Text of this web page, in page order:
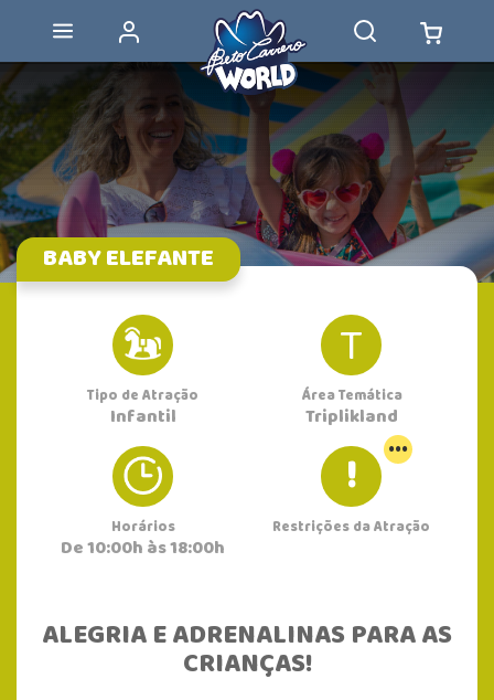
BABY ELEFANTE
Tipo de Atração
Infantil
T
Área Temática
Triplikland
Horários
De 10:00h às 18:00h
Restrições da Atração
...
ALEGRIA E ADRENALINAS PARA AS
CRIANÇAS!